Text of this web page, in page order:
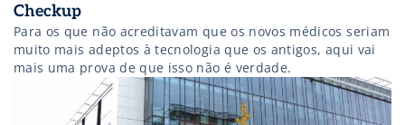
Checkup
Para os que não acreditavam que os novos médicos seriam
muito mais adeptos à tecnologia que os antigos, aqui vai
mais uma prova de que isso não é verdade.